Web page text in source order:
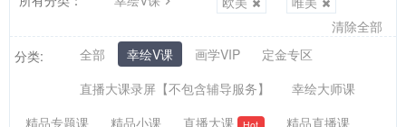
清除全部
分类:
全部 幸绘V课 画学VIP
定金专区
直播大课录屏【不包含辅导服务】
幸绘大师课
精品专题课
精品小课 直播大课 精品直播课